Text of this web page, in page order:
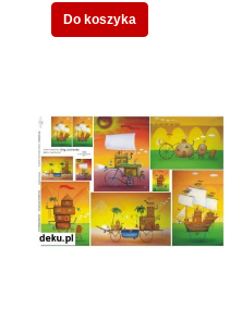
Do koszyka